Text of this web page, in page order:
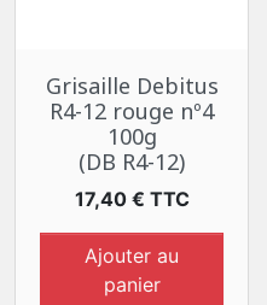
Grisaille Debitus
R4-12 rouge nº4
100g
(DB R4-12)
Prix
17,40 € TTC
Ajouter au
panier